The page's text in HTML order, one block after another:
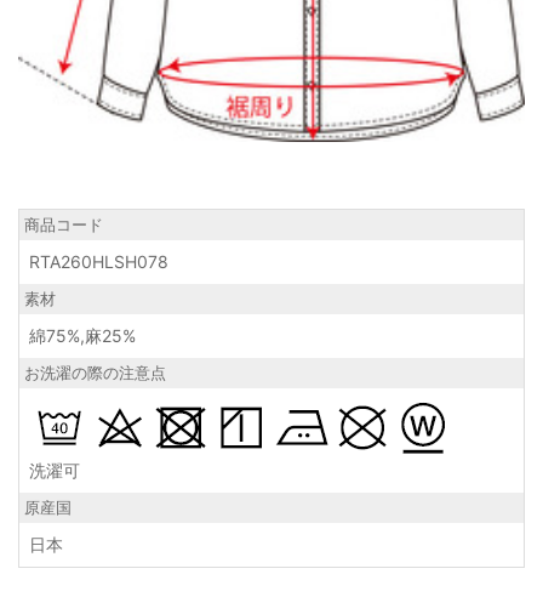
商品コード
RTA260HLSH078
素材
綿75%,麻25%
お洗濯の際の注意点
洗濯可
原産国
日本